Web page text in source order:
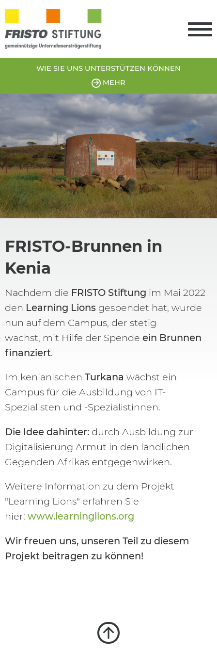
WIE SIE UNS UNTERSTÜTZEN KÖNNEN
MEHR
FRISTO-Brunnen in
Kenia
Nachdem die FRISTO Stiftung im Mai 2022
den Learning Lions gespendet hat, wurde
nun auf dem Campus, der stetig
wächst, mit Hilfe der Spende ein Brunnen
finanziert.
Im kenianischen Turkana wächst ein
Campus für die Ausbildung von IT-
Spezialisten und -Spezialistinnen.
Die Idee dahinter: durch Ausbildung zur
Digitalisierung Armut in den ländlichen
Gegenden Afrikas entgegenwirken.
Weitere Information zu dem Projekt
"Learning Lions" erfahren Sie
hier: www.learninglions.org
Wir freuen uns, unseren Teil zu diesem
Projekt beitragen zu können!